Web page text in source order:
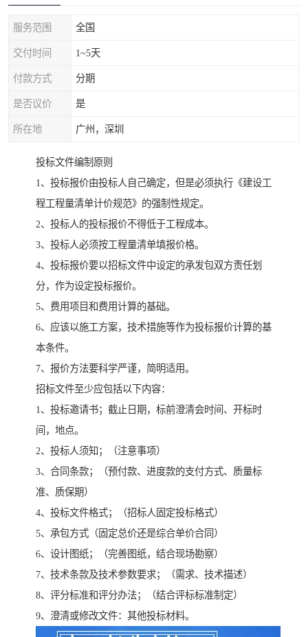
服务范围 全国
交付时间 1~5天
付款方式 分期
是否议价 是
所在地 广州，深圳
投标文件编制原则
1、投标报价由投标人自己确定，但是必须执行《建设工
程工程量清单计价规范》的强制性规定。
2、投标人的投标报价不得低于工程成本。
3、投标人必须按工程量清单填报价格。
4、投标报价要以招标文件中设定的承发包双方责任划
分，作为设定投标报价。
5、费用项目和费用计算的基础。
6、应该以施工方案，技术措施等作为投标报价计算的基
本条件。
7、报价方法要科学严谨，简明适用。
招标文件至少应包括以下内容：
1、投标邀请书；截止日期，标前澄清会时间、开标时
间，地点。
2、投标人须知；（注意事项）
3、合同条款；（预付款、进度款的支付方式、质量标
准、质保期）
4、投标文件格式；（招标人固定投标格式）
5、承包方式（固定总价还是综合单价合同）
6、设计图纸；（完善图纸，结合现场勘察）
7、技术条款及技术参数要求；（需求、技术描述）
8、评分标准和评分办法；（结合评标标准制定）
9、澄清或修改文件：其他投标材料。